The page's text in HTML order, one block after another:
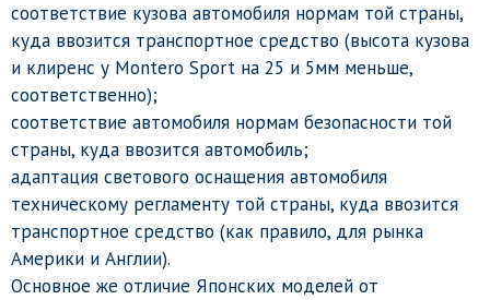
соответствие кузова автомобиля нормам той страны,
куда ввозится транспортное средство (высота кузова
и клиренс у Montero Sport на 25 и 5мм меньше,
соответственно);
соответствие автомобиля нормам безопасности той
страны, куда ввозится автомобиль;
адаптация светового оснащения автомобиля
техническому регламенту той страны, куда ввозится
транспортное средство (как правило, для рынка
Америки и Англии).
Основное же отличие Японских моделей от